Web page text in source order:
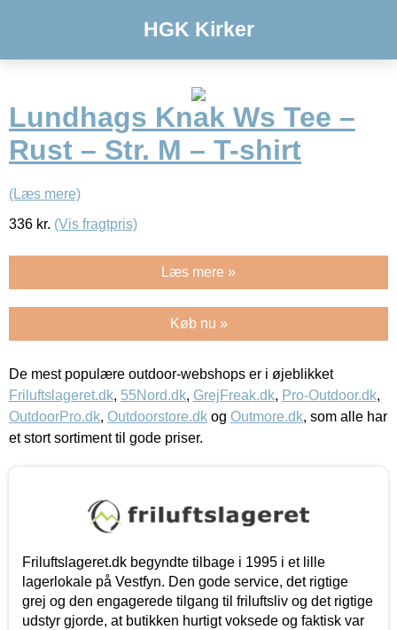
HGK Kirker
Lundhags Knak Ws Tee –
Rust – Str. M – T-shirt
(Læs mere)
336 kr. (Vis fragtpris)
Læs mere »
Køb nu »
De mest populære outdoor-webshops er i øjeblikket
Friluftslageret.dk, 55Nord.dk, GrejFreak.dk, Pro-Outdoor.dk,
OutdoorPro.dk, Outdoorstore.dk og Outmore.dk, som alle har
et stort sortiment til gode priser.
Friluftslageret.dk begyndte tilbage i 1995 i et lille
lagerlokale på Vestfyn. Den gode service, det rigtige
grej og den engagerede tilgang til friluftsliv og det rigtige
udstyr gjorde, at butikken hurtigt voksede og faktisk var